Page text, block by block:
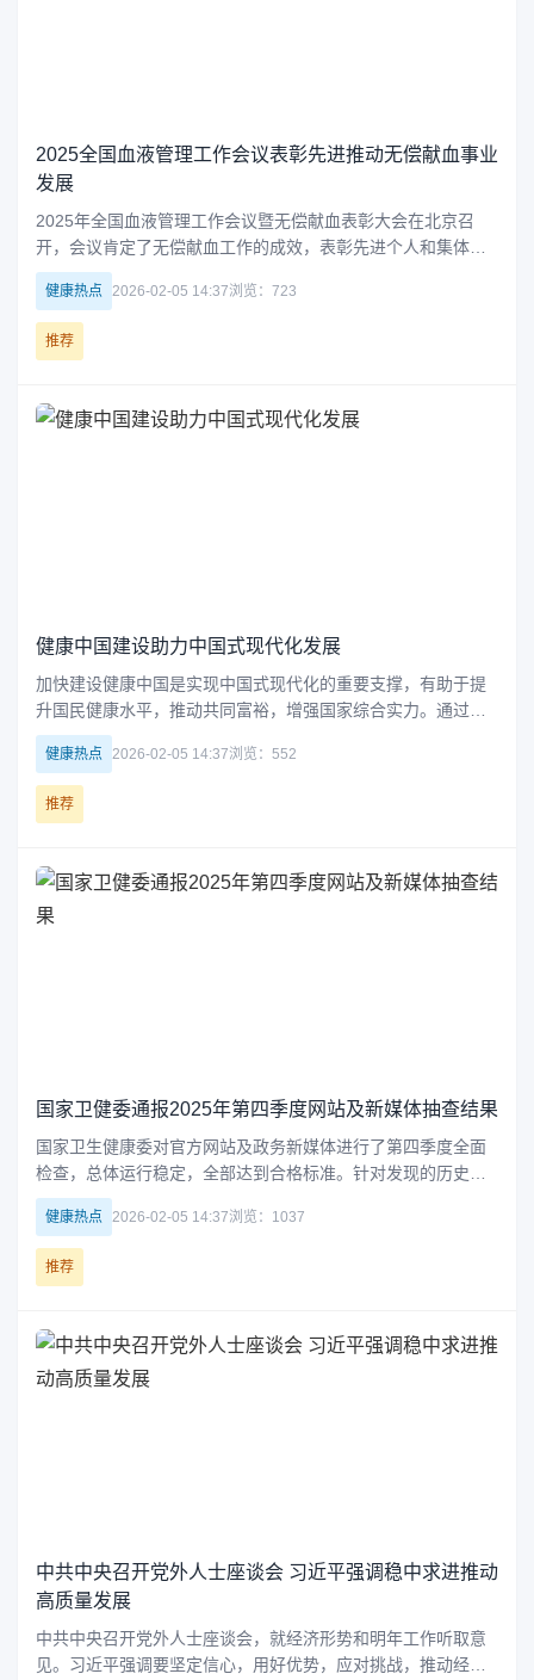
2025全国血液管理工作会议表彰先进推动无偿献血事业
发展
2025年全国血液管理工作会议暨无偿献血表彰大会在北京召
开，会议肯定了无偿献血工作的成效，表彰先进个人和集体，
强调要继续强化组织动员，加强部门协作，保障血液安全供
应，推动无偿献血事业持续发展。
健康热点 2026-02-05 14:37浏览：723
推荐
健康中国建设助力中国式现代化发展
加快建设健康中国是实现中国式现代化的重要支撑，有助于提
升国民健康水平，推动共同富裕，增强国家综合实力。通过完
善医疗卫生体系、促进健康公平和优化资源配置，健康中国建
设将成为保障国家安全、参与全球治理的重要力量，为社会全
面发展提供坚实基础。
健康热点 2026-02-05 14:37浏览：552
推荐
国家卫健委通报2025年第四季度网站及新媒体抽查结果
国家卫生健康委对官方网站及政务新媒体进行了第四季度全面
检查，总体运行稳定，全部达到合格标准。针对发现的历史稿
件附件内容缺失和登录功能异常等问题，已及时完成整改。下
一步将加强日常监督，提升服务水平，完善互动与回应机制。
健康热点 2026-02-05 14:37浏览：1037
推荐
中共中央召开党外人士座谈会 习近平强调稳中求进推动
高质量发展
中共中央召开党外人士座谈会，就经济形势和明年工作听取意
见。习近平强调要坚定信心，用好优势，应对挑战，推动经济